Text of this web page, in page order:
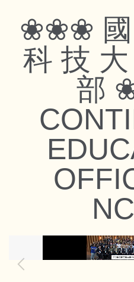
❀❀❀ 國
科 技
部